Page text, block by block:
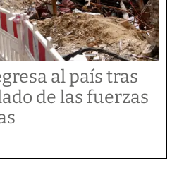
al país tras
de las fuerzas